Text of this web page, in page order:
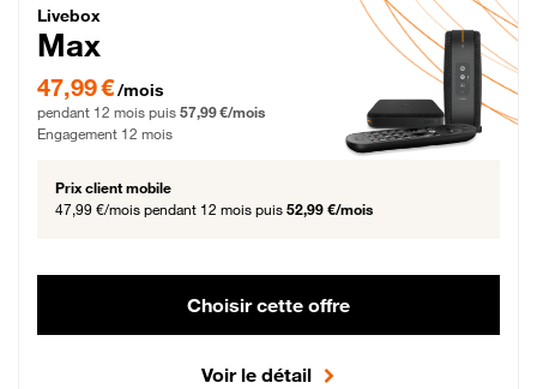
Livebox Max Fibre
Livebox
Max
47,99 € par mois pendant 12 mois puis 57,99 € par mois, Engagement 12 mois
47,99 €/mois
pendant 12 mois puis 57,99 €/mois
Engagement 12 mois
Prix client mobile
47,99 €/mois pendant 12 mois puis 52,99 €/mois
Choisir cette offre
Voir le détail